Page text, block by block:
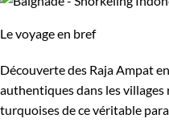
Le voyage en bref
Découverte des Raja Ampat
authentiques dans les villages
turquoises de ce véritable